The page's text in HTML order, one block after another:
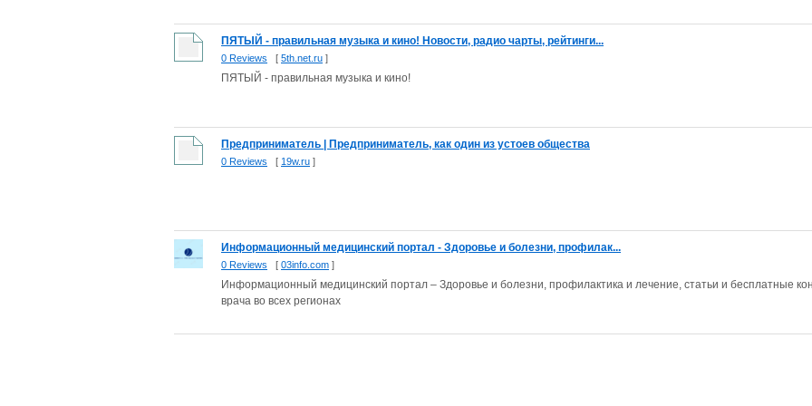
ПЯТЫЙ - правильная музыка и кино! Новости, радио чарты, рейтинги...
0 Reviews [ 5th.net.ru ]
ПЯТЫЙ - правильная музыка и кино!
Предприниматель | Предприниматель, как один из устоев общества
0 Reviews [ 19w.ru ]
Информационный медицинский портал - Здоровье и болезни, профилак...
0 Reviews [ 03info.com ]
Информационный медицинский портал – Здоровье и болезни, профилактика и лечение, статьи и бесплатные
врача во всех регионах